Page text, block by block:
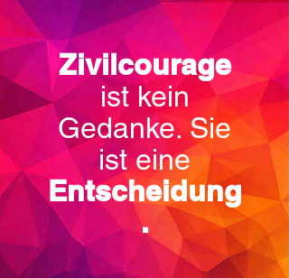
Zivilcourage
ist kein
Gedanke. Sie
ist eine
Entscheidung
.